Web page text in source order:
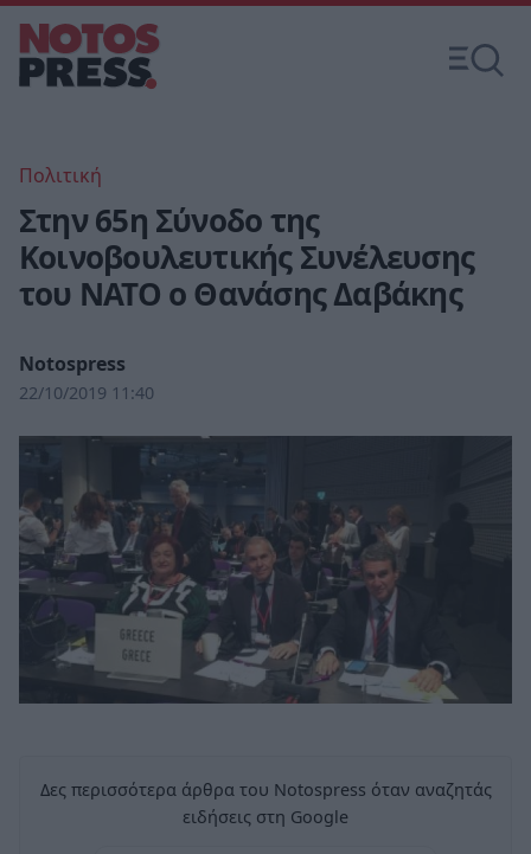
Πολιτική
Στην 65η Σύνοδο της
Κοινοβουλευτικής Συνέλευσης
του ΝΑΤΟ ο Θανάσης Δαβάκης
Notospress
22/10/2019 11:40
Δες περισσότερα άρθρα του Notospress όταν αναζητάς
ειδήσεις στη Google